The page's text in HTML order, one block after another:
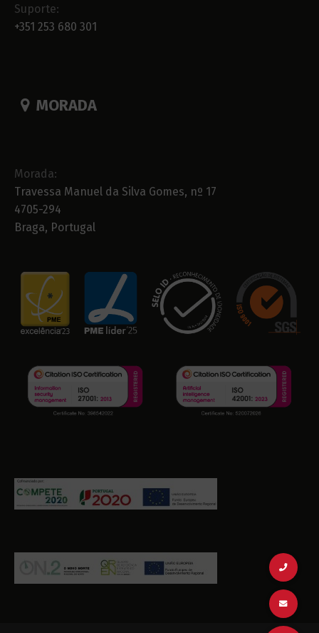
Suporte:
+351 253 680 301
MORADA
Morada:
Travessa Manuel da Silva Gomes, nº 17
4705-294
Braga, Portugal